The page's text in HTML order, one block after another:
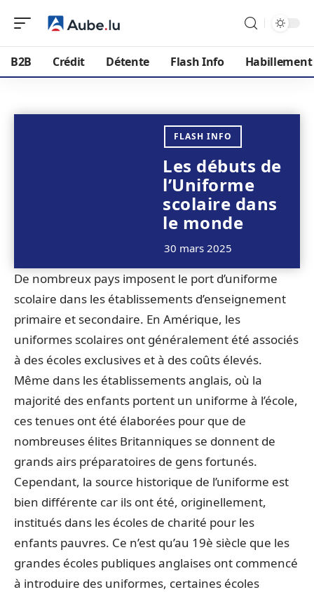
B2B Crédit Détente Flash Info Habillement
FLASH INFO
Les débuts de
l’Uniforme
scolaire dans
le monde
30 mars 2025
De nombreux pays imposent le port d’uniforme
scolaire dans les établissements d’enseignement
primaire et secondaire. En Amérique, les
uniformes scolaires ont généralement été associés
à des écoles exclusives et à des coûts élevés.
Même dans les établissements anglais, où la
majorité des enfants portent un uniforme à l’école,
ces tenues ont été élaborées pour que de
nombreuses élites Britanniques se donnent de
grands airs préparatoires de gens fortunés.
Cependant, la source historique de l’uniforme est
bien différente car ils ont été, originellement,
institués dans les écoles de charité pour les
enfants pauvres. Ce n’est qu’au 19è siècle que les
grandes écoles publiques anglaises ont commencé
à introduire des uniformes, certaines écoles